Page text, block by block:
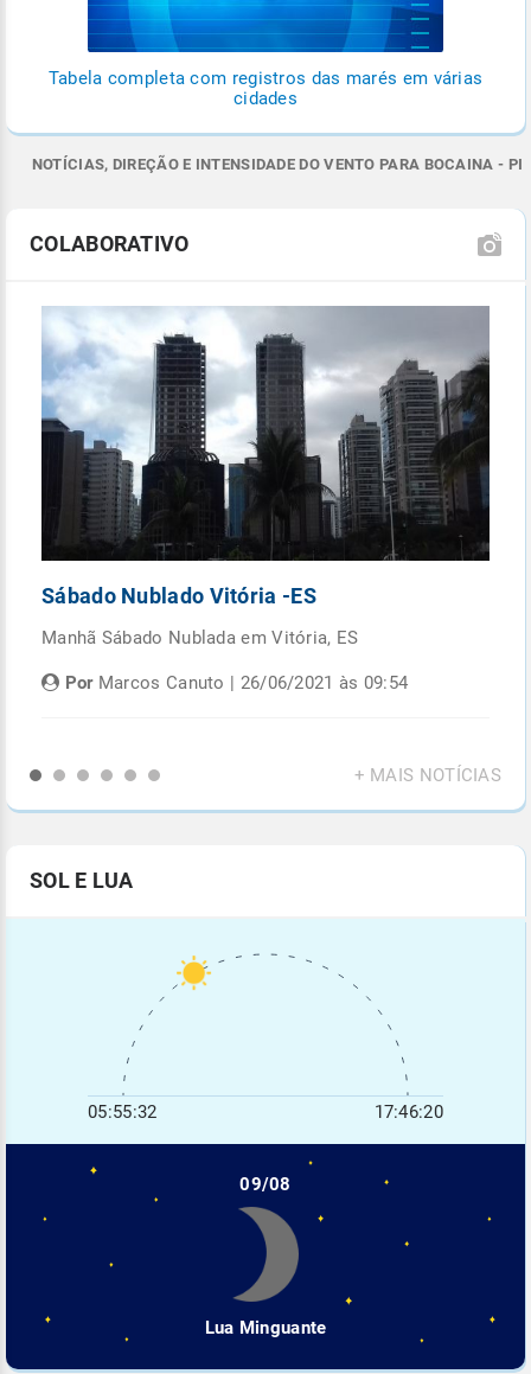
Tabela completa com registros das marés em várias
cidades
NOTÍCIAS, DIREÇÃO E INTENSIDADE DO VENTO PARA BOCAINA - PI
COLABORATIVO
Sábado Nublado Vitória -ES
Manhã Sábado Nublada em Vitória, ES
PorMarcos Canuto | 26/06/2021 às 09:54
+ MAIS NOTÍCIAS
SOL E LUA
05:55:32 17:46:20
09/08
Lua Minguante